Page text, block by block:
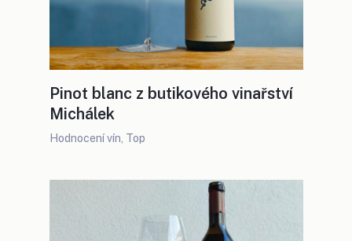
Pinot blanc z butikového vinařství
Michálek
Hodnocení vín Top